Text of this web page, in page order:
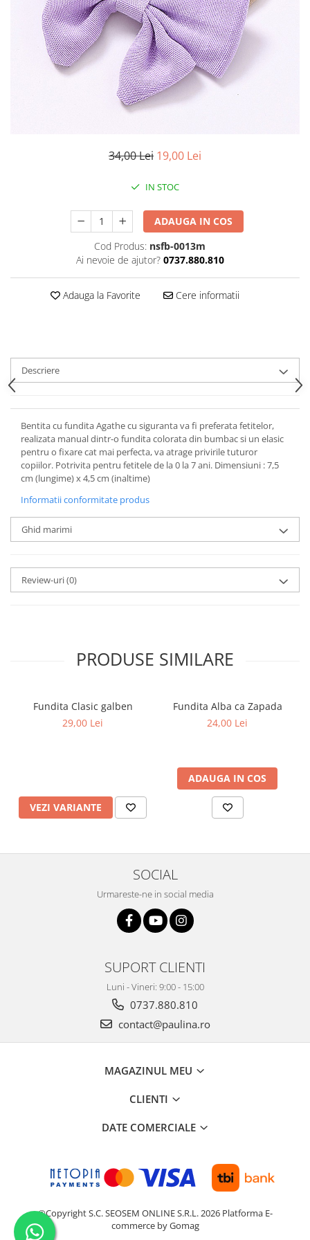
34,00 Lei 19,00 Lei
IN STOC
ADAUGA IN COS
Cod Produs: nsfb-0013m
Ai nevoie de ajutor? 0737.880.810
Adauga la Favorite Cere informatii
Descriere
Bentita cu fundita Agathe cu siguranta va fi preferata fetitelor,
realizata manual dintr-o fundita colorata din bumbac si un elasic
pentru o fixare cat mai perfecta, va atrage privirile tuturor
copiilor. Potrivita pentru fetitele de la 0 la 7 ani. Dimensiuni : 7,5
cm (lungime) x 4,5 cm (inaltime)
Informatii conformitate produs
Ghid marimi
Review-uri(0)
PRODUSE SIMILARE
Fundita Clasic galben
29,00 Lei
VEZI VARIANTE
Fundita Alba ca Zapada
24,00 Lei
ADAUGA IN COS
SOCIAL
Urmareste-ne in social media
SUPORT CLIENTI
Luni - Vineri: 9:00 - 15:00
0737.880.810
contact@paulina.ro
MAGAZINUL MEU
CLIENTI
DATE COMERCIALE
©Copyright S.C. SEOSEM ONLINE S.R.L. 2026 Platforma E-
commerce by Gomag